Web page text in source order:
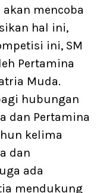
mencoba
hal ini,
ini, SM
Pertamina
Muda.
hubungan
dan Pertamina
kelima
dan
ada
mendukung